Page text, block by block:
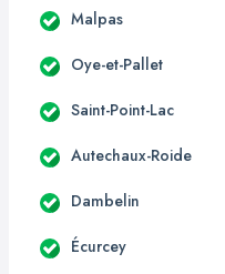
Malpas
Oye-et-Pallet
Saint-Point-Lac
Autechaux-Roide
Dambelin
Écurcey